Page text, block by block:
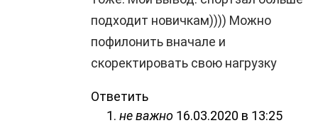
подходит новичкам)))) Можно
пофилонить вначале и
скоректировать свою нагрузку
Ответить
не важно 16.03.2020 в 13:25